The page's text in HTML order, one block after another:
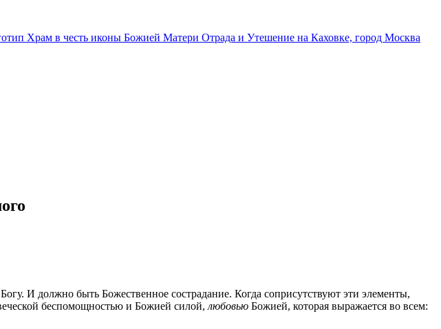
И должно быть Божественное сострадание. Когда соприсутствуют эти элементы,
беспомощностью и Божией силой, любовью Божией, которая выражается во всем: